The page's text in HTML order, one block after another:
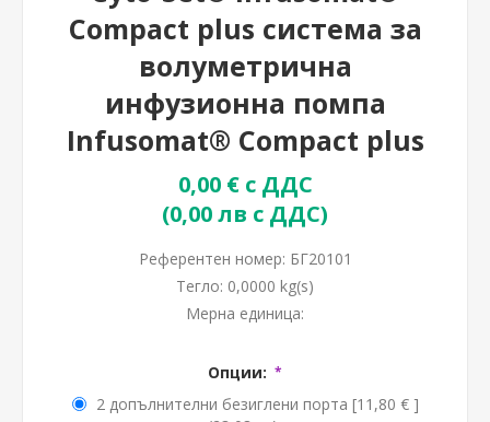
Compact plus система за
волуметрична
инфузионна помпа
Infusomat® Compact plus
0,00 € с ДДС
(0,00 лв с ДДС)
Референтен номер: БГ20101
Тегло: 0,0000 kg(s)
Мерна единица:
Опции: *
2 допълнителни безиглени порта [11,80 € ]